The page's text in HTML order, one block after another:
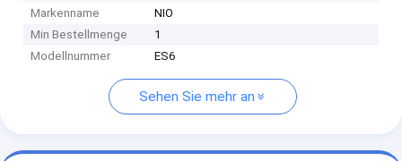
Markenname
NIO
Min Bestellmenge
1
Modellnummer
ES6
Sehen Sie mehr an